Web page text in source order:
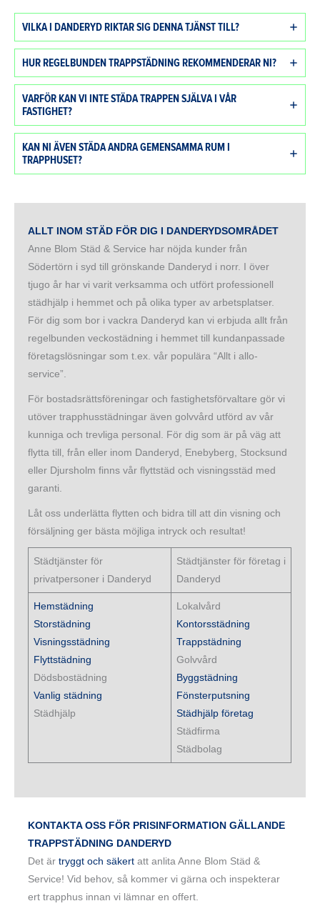
VILKA I DANDERYD RIKTAR SIG DENNA TJÄNST TILL?
HUR REGELBUNDEN TRAPPSTÄDNING REKOMMENDERAR NI?
VARFÖR KAN VI INTE STÄDA TRAPPEN SJÄLVA I VÅR
FASTIGHET?
KAN NI ÄVEN STÄDA ANDRA GEMENSAMMA RUM I
TRAPPHUSET?
ALLT INOM STÄD FÖR DIG I DANDERYDSOMRÅDET
Anne Blom Städ & Service har nöjda kunder från
Södertörn i syd till grönskande Danderyd i norr. I över
tjugo år har vi varit verksamma och utfört professionell
städhjälp i hemmet och på olika typer av arbetsplatser.
För dig som bor i vackra Danderyd kan vi erbjuda allt från
regelbunden veckostädning i hemmet till kundanpassade
företagslösningar som t.ex. vår populära “Allt i allo-
service”.
För bostadsrättsföreningar och fastighetsförvaltare gör vi
utöver trapphusstädningar även golvvård utförd av vår
kunniga och trevliga personal. För dig som är på väg att
flytta till, från eller inom Danderyd, Enebyberg, Stocksund
eller Djursholm finns vår flyttstäd och visningsstäd med
garanti.
Låt oss underlätta flytten och bidra till att din visning och
försäljning ger bästa möjliga intryck och resultat!
Städtjänster för
privatpersoner i Danderyd
Städtjänster för företag i
Danderyd
Hemstädning
Storstädning
Visningsstädning
Flyttstädning
Dödsbostädning
Vanlig städning
Städhjälp
Lokalvård
Kontorsstädning
Trappstädning
Golvvård
Byggstädning
Fönsterputsning
Städhjälp företag
Städfirma
Städbolag
KONTAKTA OSS FÖR PRISINFORMATION GÄLLANDE
TRAPPSTÄDNING DANDERYD
Det ärtryggt och säkert att anlita Anne Blom Städ &
Service! Vid behov, så kommer vi gärna och inspekterar
ert trapphus innan vi lämnar en offert.